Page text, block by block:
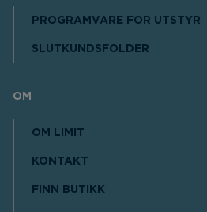
PROGRAMVARE FOR UTSTYR
SLUTKUNDSFOLDER
OM
OM LIMIT
KONTAKT
FINN BUTIKK